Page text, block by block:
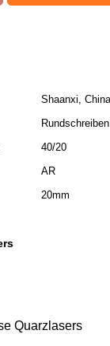
Shaanxi,
40/20
AR
20mm
Quarzlasers